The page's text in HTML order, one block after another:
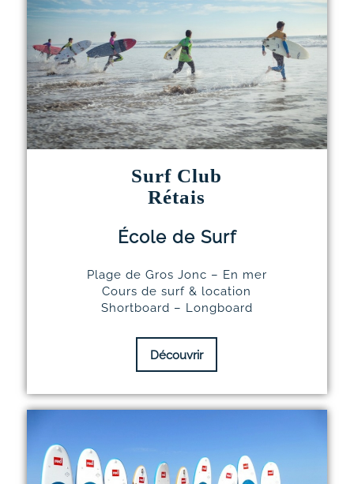
Surf Club
Rétais
École de Surf
Plage de Gros Jonc – En mer
Cours de surf & location
Shortboard – Longboard
Découvrir